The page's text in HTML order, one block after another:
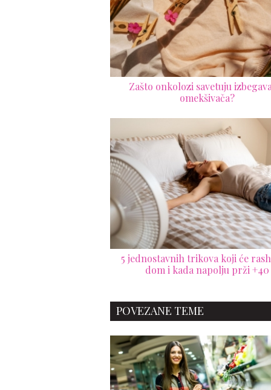
Zašto onkolozi savetuju
omekšivača?
5 jednostavnih trikova koji će
dom i kada napolju prži +40
POVEZANE TEME